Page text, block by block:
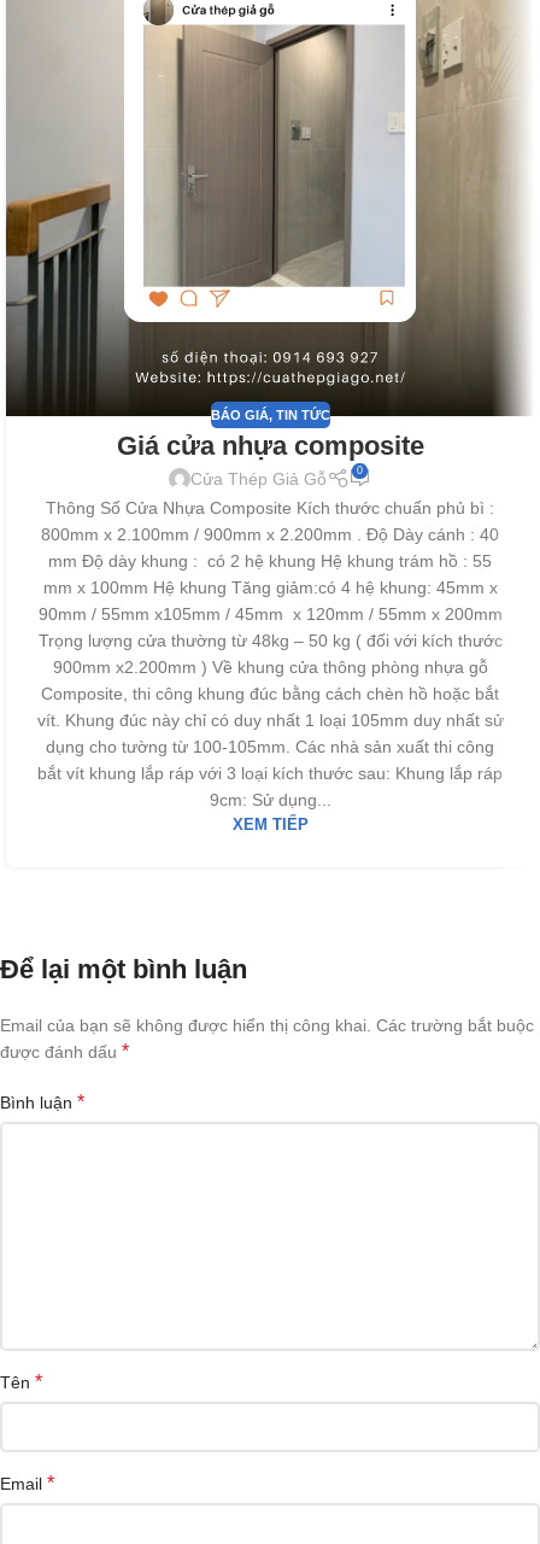
BÁO GIÁ, TIN TỨC
Giá cửa nhựa composite
Cửa Thép Giả Gỗ 0
Thông Số Cửa Nhựa Composite Kích thước chuẩn phủ bì :
800mm x 2.100mm / 900mm x 2.200mm . Độ Dày cánh : 40
mm Độ dày khung : có 2 hệ khung Hệ khung trám hồ : 55
mm x 100mm Hệ khung Tăng giảm:có 4 hệ khung: 45mm x
90mm / 55mm x105mm / 45mm x 120mm / 55mm x 200mm
Trọng lượng cửa thường từ 48kg – 50 kg ( đối với kích thước
900mm x2.200mm ) Về khung cửa thông phòng nhựa gỗ
Composite, thi công khung đúc bằng cách chèn hồ hoặc bắt
vít. Khung đúc này chỉ có duy nhất 1 loại 105mm duy nhất sử
dụng cho tường từ 100-105mm. Các nhà sản xuất thi công
bắt vít khung lắp ráp với 3 loại kích thước sau: Khung lắp ráp
9cm: Sử dụng...
XEM TIẾP
Để lại một bình luận
Email của bạn sẽ không được hiển thị công khai. Các trường bắt buộc
được đánh dấu *
Bình luận *
Tên *
Email *